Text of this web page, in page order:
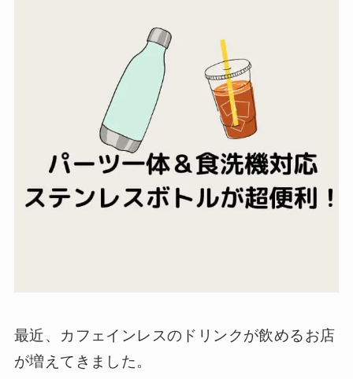
最近、カフェインレスのドリンクが飲めるお店
が増えてきました。